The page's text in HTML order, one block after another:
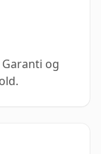
og